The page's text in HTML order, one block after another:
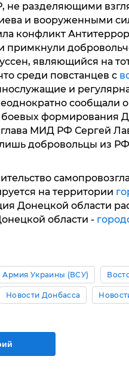
разделяющими
и вооруженными
конфликт
примкнули
являющийся на
среди повстанцев с
и
сообщали о
формирования
МИД РФ Сергей
добровольцы из
на территории
Донецкой области
области -
Армия Украины (ВСУ)
Новости Донбасса